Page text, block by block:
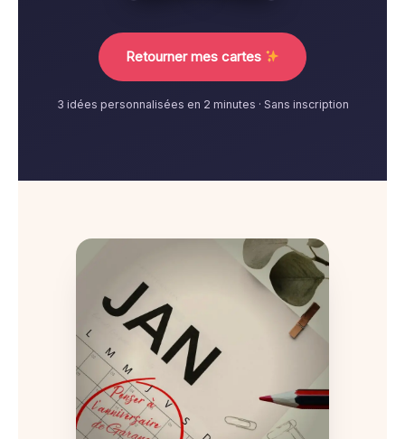
Retourner mes cartes
3 idées personnalisées en 2 minutes · Sans inscription